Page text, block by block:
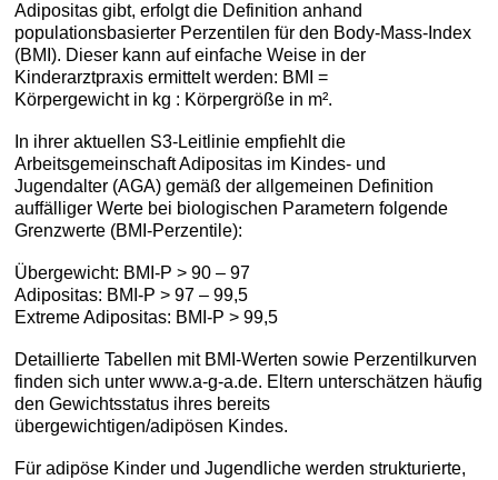
Adipositas gibt, erfolgt die Definition anhand
populationsbasierter Perzentilen für den Body-Mass-Index
(BMI). Dieser kann auf einfache Weise in der
Kinderarztpraxis ermittelt werden: BMI =
Körpergewicht in kg : Körpergröße in m².
In ihrer aktuellen S3-Leitlinie empfiehlt die
Arbeitsgemeinschaft Adipositas im Kindes- und
Jugendalter (AGA) gemäß der allgemeinen Definition
auffälliger Werte bei biologischen Parametern folgende
Grenzwerte (BMI-Perzentile):
Übergewicht: BMI-P > 90 – 97
Adipositas: BMI-P > 97 – 99,5
Extreme Adipositas: BMI-P > 99,5
Detaillierte Tabellen mit BMI-Werten sowie Perzentilkurven
finden sich unter www.a-g-a.de. Eltern unterschätzen häufig
den Gewichtsstatus ihres bereits
übergewichtigen/adipösen Kindes.
Für adipöse Kinder und Jugendliche werden strukturierte,